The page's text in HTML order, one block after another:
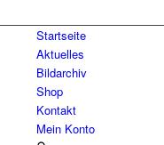
Startseite
Aktuelles
Bildarchiv
Shop
Kontakt
Mein Konto